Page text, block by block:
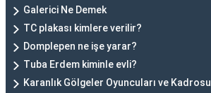
Galerici Ne Demek
TC plakası kimlere verilir?
Domplepen ne işe yarar?
Tuba Erdem kiminle evli?
Karanlık Gölgeler Oyuncuları ve Kadrosu